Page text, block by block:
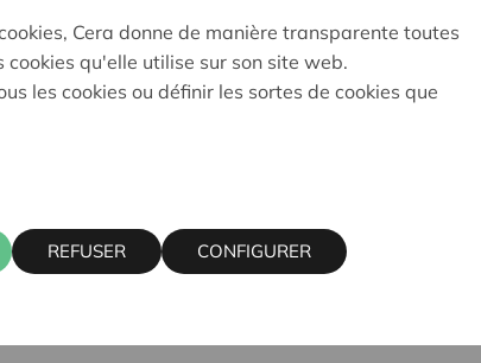
Cera donne de manière transparente toutes
qu'elle utilise sur son site web.
les cookies ou définir les sortes de cookies que
REFUSER CONFIGURER